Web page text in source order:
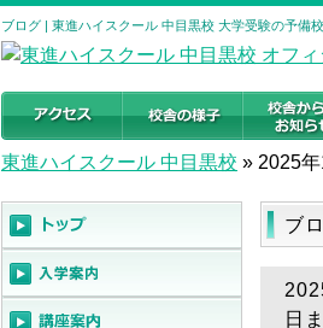
ブログ | 東進ハイスクール 中目黒校 大学受験の予備
東進ハイスクール 中目黒校 » 2025年
ブ
日